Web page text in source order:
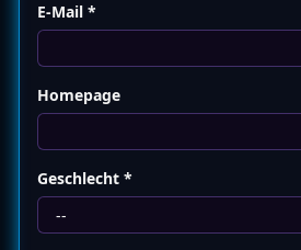
E-Mail *
Homepage
Geschlecht *